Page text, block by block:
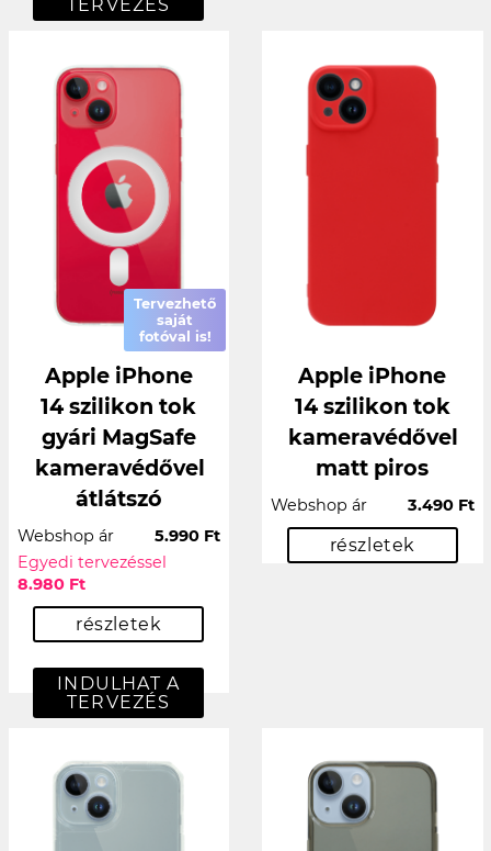
TERVEZÉS
Tervezhető
saját
fotóval is!
Apple iPhone
14 szilikon tok
gyári MagSafe
kameravédővel
átlátszó
Webshop ár
5.990 Ft
Egyedi tervezéssel
8.980 Ft
részletek
INDULHAT A
TERVEZÉS
Apple iPhone
14 szilikon tok
kameravédővel
matt piros
Webshop ár 3.490 Ft
részletek